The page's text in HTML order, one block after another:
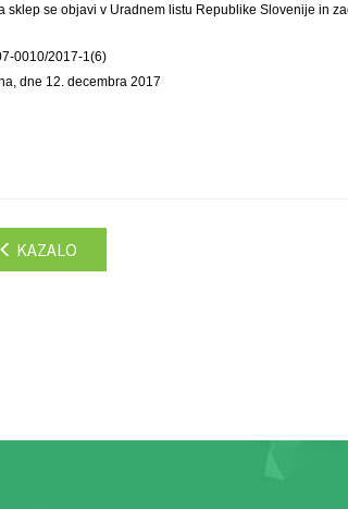
sklep se objavi v Uradnem listu Republike Slovenije in
0010/2017-1(6)
dne 12. decembra 2017
KAZALO